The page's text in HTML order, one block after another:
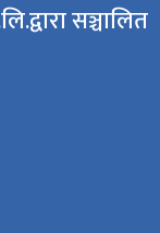
सञ्चालित